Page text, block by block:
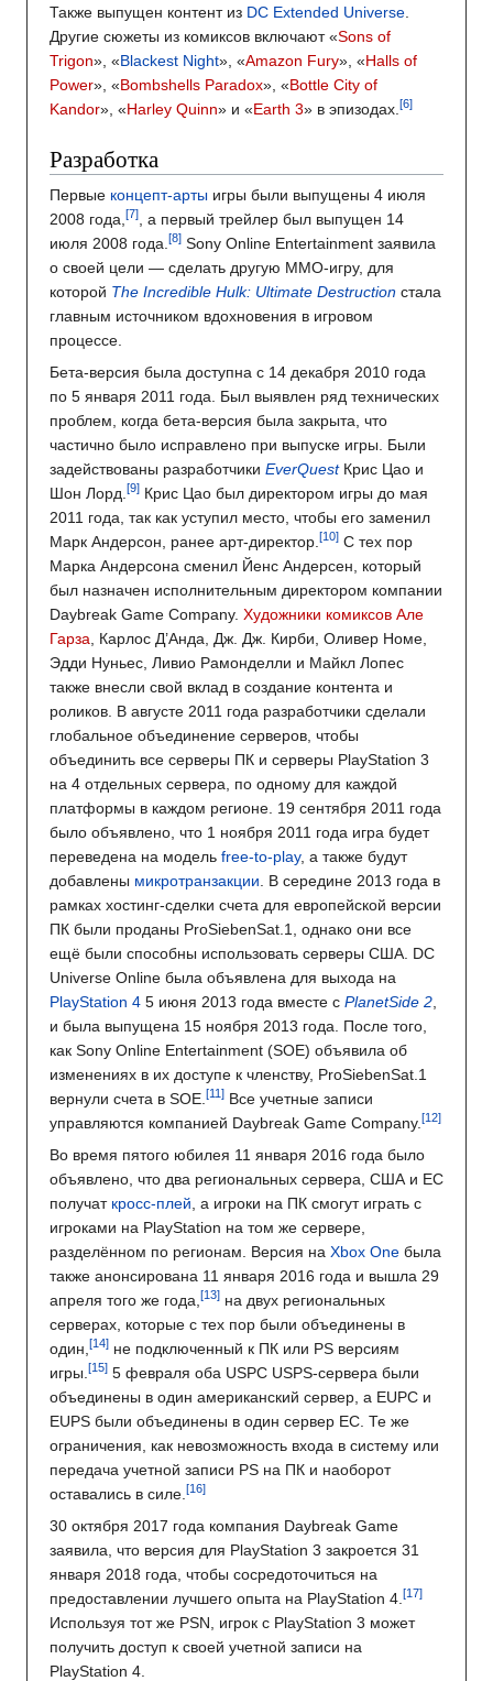
Также выпущен контент из DC Extended Universe
Другие сюжеты из комиксов включают «Sons of
Trigon», «Blackest Night», «Amazon Fury», «Halls of
Power», «Bombshells Paradox», «Bottle City of
Kandor», «Harley Quinn» и «Earth 3» в эпизодах.
Разработка
Первые концепт-арты игры были выпущены 4 июля
2008 года,
, а первый трейлер был выпущен 14
июля 2008 года.
Sony Online Entertainment заявила
о своей цели — сделать другую MMO-игру, для
которой The Incredible Hulk: Ultimate Destruction стала
главным источником вдохновения в игровом
процессе.
Бета-версия была доступна с 14 декабря 2010 года
по 5 января 2011 года. Был выявлен ряд технических
проблем, когда бета-версия была закрыта, что
частично было исправлено при выпуске игры. Были
задействованы разработчики EverQuestКрис Цао и
Шон Лорд.
Крис Цао был директором игры до мая
2011 года, так как уступил место, чтобы его заменил
Марк Андерсон, ранее арт-директор.
С тех пор
Марка Андерсона сменил Йенс Андерсен, который
был назначен исполнительным директором компании
Daybreak Game Company. Художники комиксов Але
Гарза , Карлос Д’Анда, Дж. Дж. Кирби, Оливер Номе,
Эдди Нуньес, Ливио Рамонделли и Майкл Лопес
также внесли свой вклад в создание контента и
роликов. В августе 2011 года разработчики сделали
глобальное объединение серверов, чтобы
объединить все серверы ПК и серверы PlayStation 3
на 4 отдельных сервера, по одному для каждой
платформы в каждом регионе. 19 сентября 2011 года
было объявлено, что 1 ноября 2011 года игра будет
переведена на модель free-to-play, а также будут
добавлены микротранзакции . В середине 2013 года в
рамках хостинг-сделки счета для европейской версии
ПК были проданы ProSiebenSat.1, однако они все
ещё были способны использовать серверы США. DC
Universe Online была объявлена для выхода на
PlayStation 4 5 июня 2013 года вместе с PlanetSide 2
и была выпущена 15 ноября 2013 года. После того,
как Sony Online Entertainment (SOE) объявила об
изменениях в их доступе к членству, ProSiebenSat.1
вернули счета в SOE.
Все учетные записи
управляются компанией Daybreak Game Company.
Во время пятого юбилея 11 января 2016 года было
объявлено, что два региональных сервера, США и ЕС
получат кросс-плей , а игроки на ПК смогут играть с
игроками на PlayStation на том же сервере,
разделённом по регионам. Версия на Xbox One была
также анонсирована 11 января 2016 года и вышла 29
апреля того же года,
на двух региональных
серверах, которые с тех пор были объединены в
один,
не подключенный к ПК или PS версиям
игры.
5 февраля оба USPC USPS-сервера были
объединены в один американский сервер, а EUPC и
EUPS были объединены в один сервер ЕС. Те же
ограничения, как невозможность входа в систему или
передача учетной записи PS на ПК и наоборот
оставались в силе.
30 октября 2017 года компания Daybreak Game
заявила, что версия для PlayStation 3 закроется 31
января 2018 года, чтобы сосредоточиться на
предоставлении лучшего опыта на PlayStation 4.
Используя тот же PSN, игрок с PlayStation 3 может
получить доступ к своей учетной записи на
PlayStation 4.